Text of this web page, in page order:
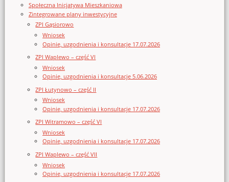
Społeczna Inicjatywa Mieszkaniowa
Zintegrowane plany inwestycyjne
ZPI Gąsiorowo
Wniosek
Opinie, uzgodnienia i konsultacje 17.07.2026
ZPI Waplewo – część VI
Wniosek
Opinie, uzgodnienia i konsultacje 5.06.2026
ZPI Łutynowo – część II
Wniosek
Opinie, uzgodnienia i konsultacje 17.07.2026
ZPI Witramowo – część VI
Wniosek
Opinie, uzgodnienia i konsultacje 17.07.2026
ZPI Waplewo – część VII
Wniosek
Opinie, uzgodnienia i konsultacje 17.07.2026